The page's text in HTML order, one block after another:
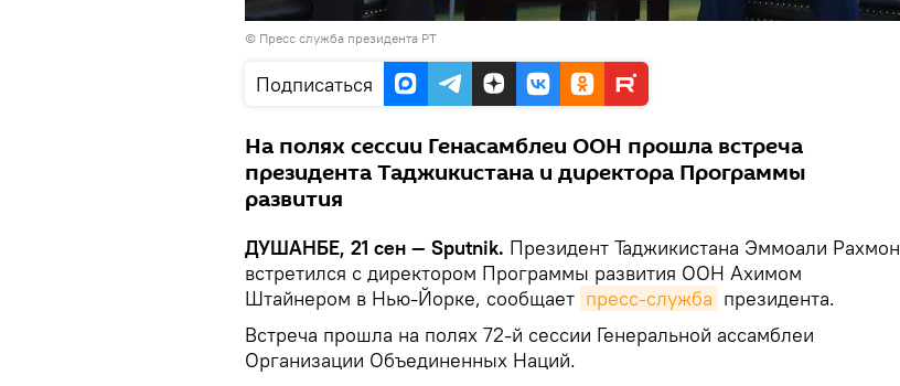
© Пресс служба президента РТ
Подписаться
На полях сессии Генасамблеи ООН прошла встреча
президента Таджикистана и директора Программы
развития
ДУШАНБЕ, 21 сен — Sputnik. Президент Таджикистана Эммоали Рахмон
встретился с директором Программы развития ООН Ахимом
Штайнером в Нью-Йорке, сообщает пресс-служба президента.
Встреча прошла на полях 72-й сессии Генеральной ассамблеи
Организации Объединенных Наций.